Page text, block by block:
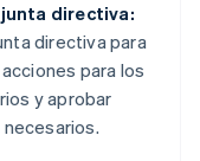
directiva:
directiva para
para los
y aprobar